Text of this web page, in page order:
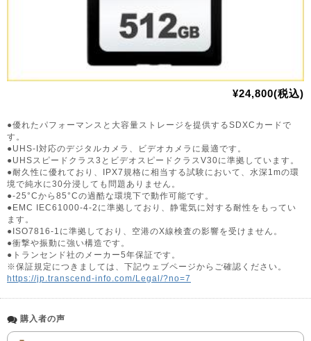
¥24,800(税込)
●優れたパフォーマンスと大容量ストレージを提供するSDXCカードで
す。
●UHS-I対応のデジタルカメラ、ビデオカメラに最適です。
●UHSスピードクラス3とビデオスピードクラスV30に準拠しています。
●耐久性に優れており、IPX7規格に相当する試験において、水深1mの環
境で純水に30分浸しても問題ありません。
●-25°Cから85°Cの過酷な環境下で動作可能です。
●EMC IEC61000-4-2に準拠しており、静電気に対する耐性をもってい
ます。
●ISO7816-1に準拠しており、空港のX線検査の影響を受けません。
●衝撃や振動に強い構造です。
●トランセンド社のメーカー5年保証です。
※保証規定につきましては、下記ウェブページからご確認ください。
https://jp.transcend-info.com/Legal/?no=7
購入者の声